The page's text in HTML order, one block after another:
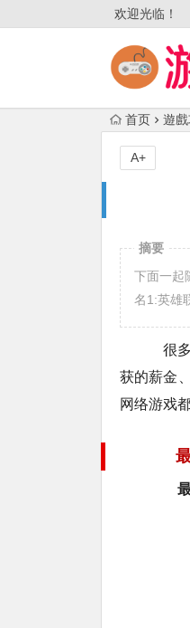
欢迎光临！
首页 遊
A+
摘要
下面一起
名1:英雄
很多
获的薪金
网络游戏
最
最